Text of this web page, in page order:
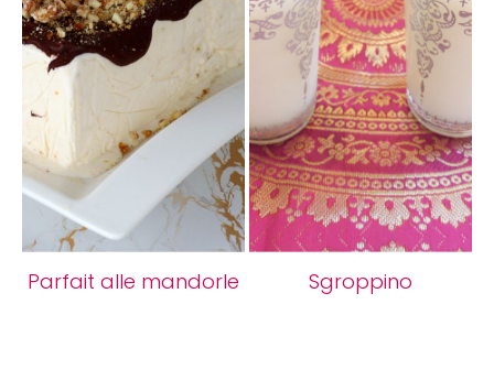
Parfait alle mandorle Sgroppino